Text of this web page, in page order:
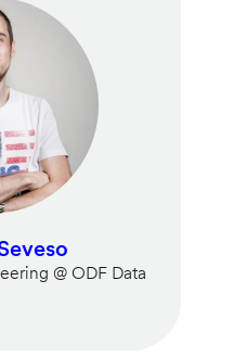
@ ODF Data